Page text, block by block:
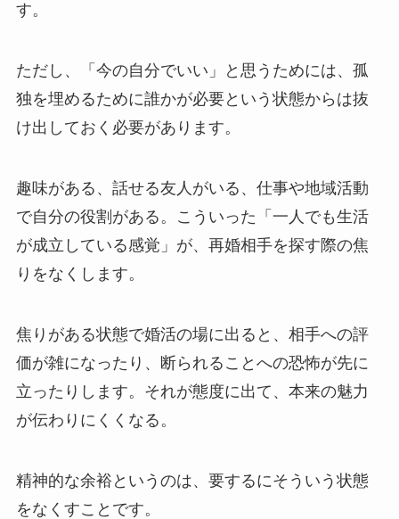
す。
ただし、「今の自分でいい」と思うためには、孤
独を埋めるために誰かが必要という状態からは抜
け出しておく必要があります。
趣味がある、話せる友人がいる、仕事や地域活動
で自分の役割がある。こういった「一人でも生活
が成立している感覚」が、再婚相手を探す際の焦
りをなくします。
焦りがある状態で婚活の場に出ると、相手への評
価が雑になったり、断られることへの恐怖が先に
立ったりします。それが態度に出て、本来の魅力
が伝わりにくくなる。
精神的な余裕というのは、要するにそういう状態
をなくすことです。